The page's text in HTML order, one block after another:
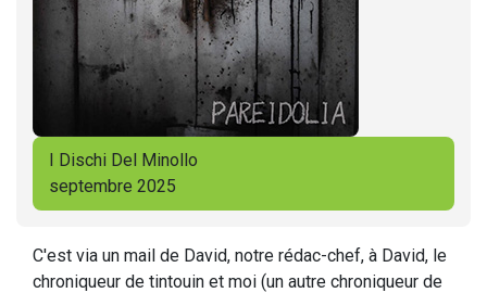
I Dischi Del Minollo
septembre 2025
C'est via un mail de David, notre rédac-chef, à David, le
chroniqueur de tintouin et moi (un autre chroniqueur de